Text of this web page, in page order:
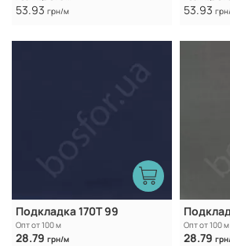
53.93 грн/м 53.93
Подкладка 170T 99
Опт от 100 м
28.79 грн/м
Опт от 100 м
28.79